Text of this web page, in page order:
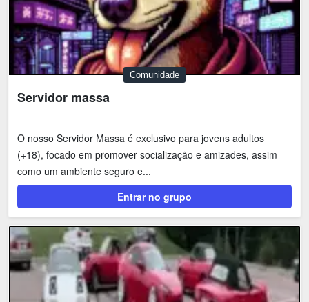
Comunidade
Servidor massa
O nosso Servidor Massa é exclusivo para jovens adultos
(+18), focado em promover socialização e amizades, assim
como um ambiente seguro e...
Entrar no grupo